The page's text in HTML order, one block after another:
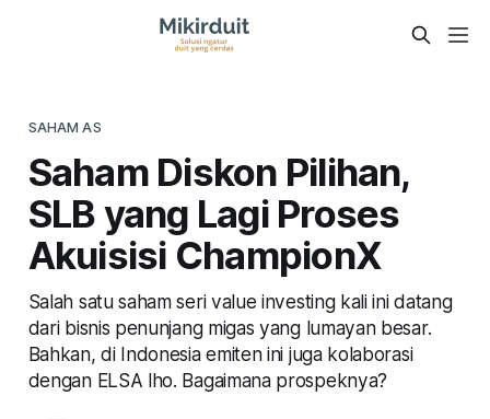
SAHAM AS
Saham Diskon Pilihan,
SLB yang Lagi Proses
Akuisisi ChampionX
Salah satu saham seri value investing kali ini datang
dari bisnis penunjang migas yang lumayan besar.
Bahkan, di Indonesia emiten ini juga kolaborasi
dengan ELSA lho. Bagaimana prospeknya?